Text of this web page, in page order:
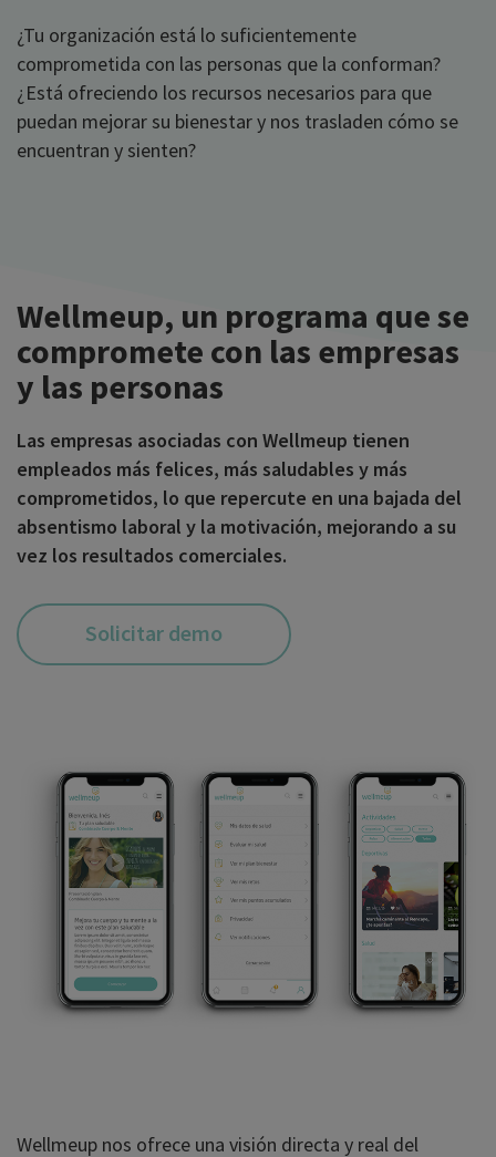
¿Tu organización está lo suficientemente
comprometida con las personas que la conforman?
¿Está ofreciendo los recursos necesarios para que
puedan mejorar su bienestar y nos trasladen cómo se
encuentran y sienten?
Wellmeup, un programa que se
compromete con las empresas
y las personas
Las empresas asociadas con Wellmeup tienen
empleados más felices, más saludables y más
comprometidos, lo que repercute en una bajada del
absentismo laboral y la motivación, mejorando a su
vez los resultados comerciales.
Solicitar demo
Wellmeup nos ofrece una visión directa y real del